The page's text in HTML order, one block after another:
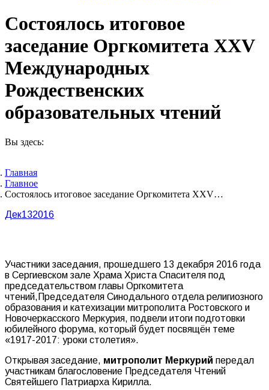
Состоялось итоговое
заседание Оргкомитета XXV
Международных
Рождественских
образовательных чтений
Вы здесь:
Главная
Главное
Состоялось итоговое заседание Оргкомитета XXV…
Дек132016
Участники заседания, прошедшего 13 декабря 2016 года
в Сергиевском зале Храма Христа Спасителя под
председательством главы Оргкомитета
чтений,Председателя Синодального отдела религиозного
образования и катехизации митрополита Ростовского и
Новочеркасского Меркурия, подвели итоги подготовки
юбилейного форума, который будет посвящён теме
«1917-2017: уроки столетия».
Открывая заседание, митрополит Меркурий передал
участникам благословение Председателя Чтений
Святейшего Патриарха Кирилла.